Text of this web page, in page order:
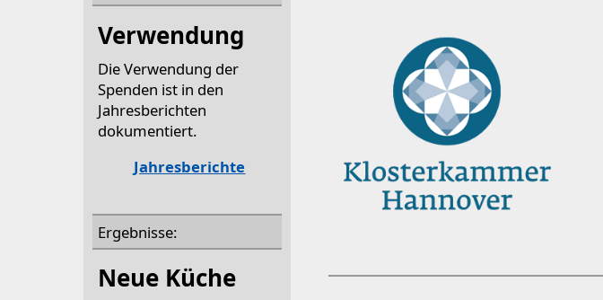
Verwendung
Die Verwendung der
Spenden ist in den
Jahresberichten
dokumentiert.
Jahresberichte
Ergebnisse:
Neue Küche